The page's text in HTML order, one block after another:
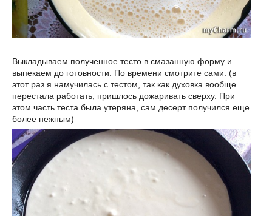
Выкладываем полученное тесто в смазанную форму и
выпекаем до готовности. По времени смотрите сами. (в
этот раз я намучилась с тестом, так как духовка вообще
перестала работать, пришлось дожаривать сверху. При
этом часть теста была утеряна, сам десерт получился еще
более нежным)